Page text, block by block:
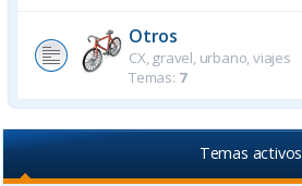
Otros
CX, gravel, urbano, viajes
Temas: 7
Temas activos